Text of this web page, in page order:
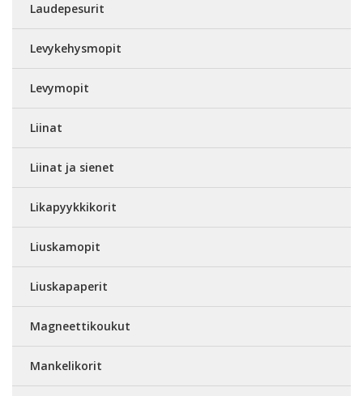
Laudepesurit
Levykehysmopit
Levymopit
Liinat
Liinat ja sienet
Likapyykkikorit
Liuskamopit
Liuskapaperit
Magneettikoukut
Mankelikorit